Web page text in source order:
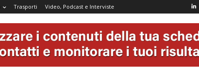
Trasporti Video, Podcast e Interviste